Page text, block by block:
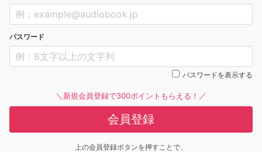
パスワード
パスワードを表示する
＼新規会員登録で300ポイントもらえる！／
会員登録
上の会員登録ボタンを押すことで、